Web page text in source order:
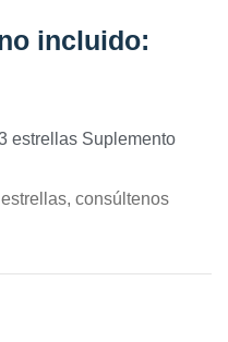
incluido:
estrellas Suplemento
consúltenos